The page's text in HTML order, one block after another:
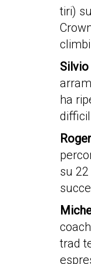
tiri)
ha
su
trad